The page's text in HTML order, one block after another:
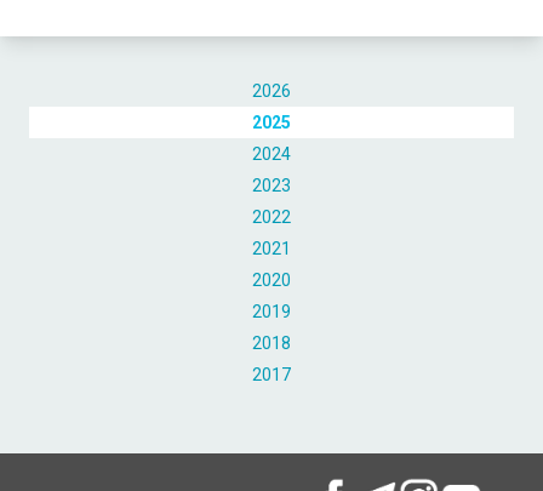
2026
2025
2024
2023
2022
2021
2020
2019
2018
2017